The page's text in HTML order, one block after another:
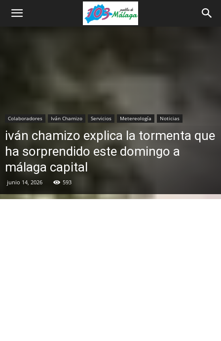
Colaboradores Iván Chamizo Servicios Metereología Noticias
iván chamizo explica la tormenta que
ha sorprendido este domingo a
málaga capital
junio 14, 2026 593